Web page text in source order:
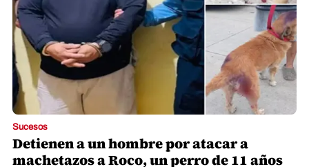
Sucesos
Detienen a un hombre por atacar a
machetazos a Roco, un perro de 11 años